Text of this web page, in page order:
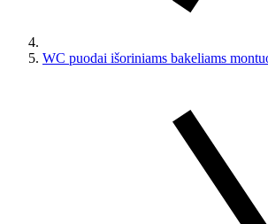
WC puodai išoriniams bakeliams